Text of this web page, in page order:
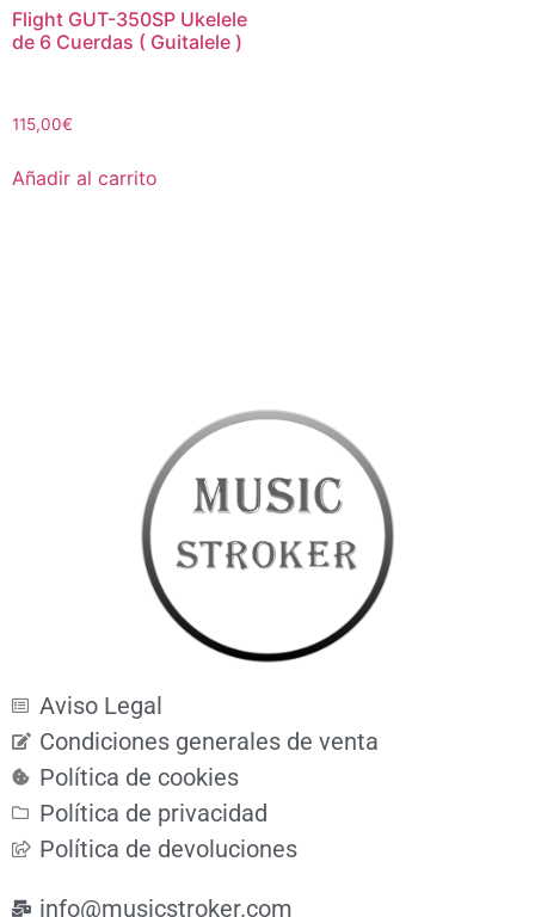
Flight GUT-350SP Ukelele
de 6 Cuerdas ( Guitalele )
115,00€
Añadir al carrito
Aviso Legal
Condiciones generales de venta
Política de cookies
Política de privacidad
Política de devoluciones
info@musicstroker.com